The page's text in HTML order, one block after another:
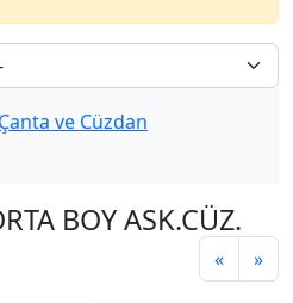
Çanta ve Cüzdan
BOY ASK.CÜZ.
« »